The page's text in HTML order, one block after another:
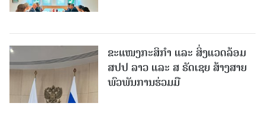
ຂະແໜງກະສິກຳ ແລະ ສິ່ງແວດລ້ອມ
ສປປ ລາວ ແລະ ສ ຣັດເຊຍ ສ້າງສາຍ
ພົວພັນການຮ່ວມມື